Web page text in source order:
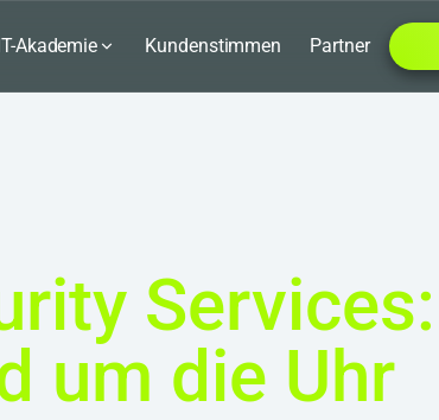
Akademie Kundenstimmen Partner
um die Uhr